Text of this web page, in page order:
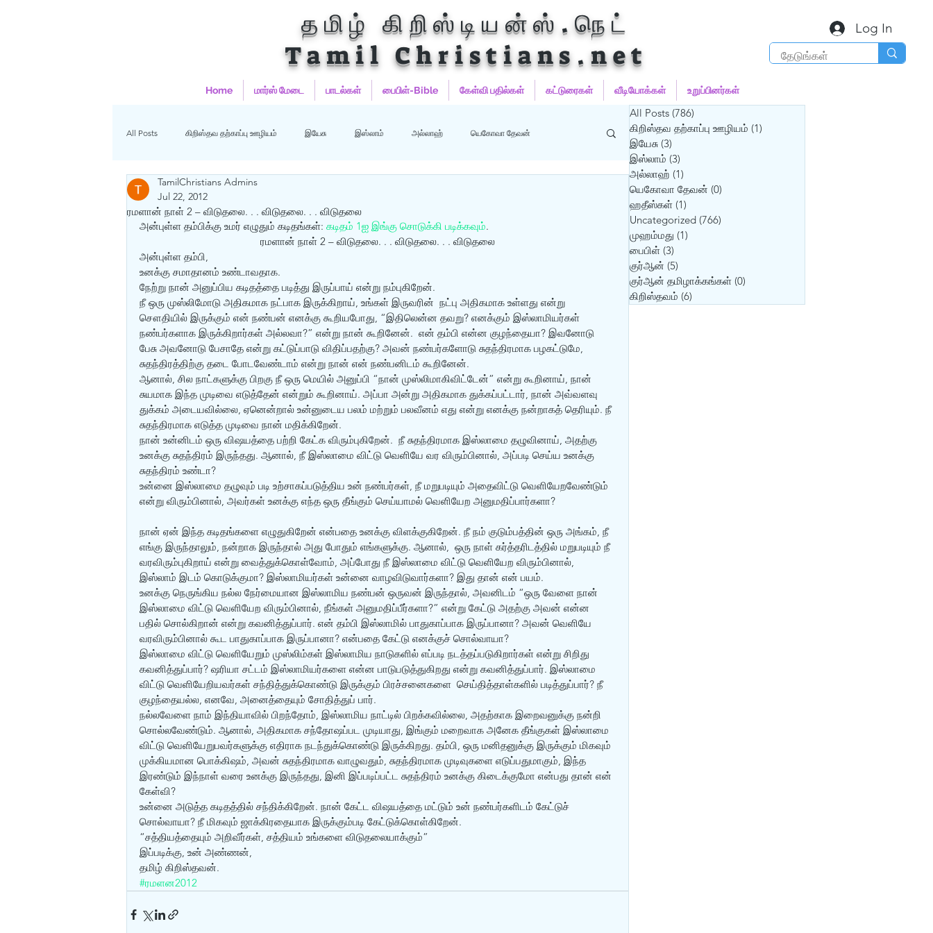
தமிழ் கிறிஸ்டியன்ஸ்.நெட்
Tamil Christians.net
Log In
Home மார்ஸ் மேடை பாடல்கள் பைபிள்-Bible கேள்வி பதில்கள் கட்டுரைகள் வீடியோக்கள் உறுப்பினர்கள்
All Posts கிறிஸ்தவ தற்காப்பு ஊழியம் இயேசு இஸ்லாம் அல்லாஹ் யெகோவா தேவன்
ஹதீஸ்கள் Uncategorized
ரமளான் நாள் 2 – விடுதலை. . . விடுதலை. . . விடுதலை
TamilChristians Admins
Jul 22, 2012
அன்புள்ள தம்பிக்கு உமர் எழுதும் கடிதங்கள்: கடிதம் 1ஐ இங்கு சொடுக்கி படிக்கவும்.
ரமளான் நாள் 2 – விடுதலை. . . விடுதலை. . . விடுதலை
அன்புள்ள தம்பி,
உனக்கு சமாதானம் உண்டாவதாக.
நேற்று நான் அனுப்பிய கடிதத்தை படித்து இருப்பாய் என்று நம்புகிறேன்.
நீ ஒரு முஸ்லிமோடு அதிகமாக நட்பாக இருக்கிறாய், உங்கள் இருவரின்  நட்பு அதிகமாக உள்ளது என்று
சௌதியில் இருக்கும் என் நண்பன் எனக்கு கூறியபோது, “இதிலென்ன தவறு? எனக்கும் இஸ்லாமியர்கள்
நண்பர்களாக இருக்கிறார்கள் அல்லவா?” என்று நான் கூறினேன்.  என் தம்பி என்ன குழந்தையா? இவனோடு
பேசு அவனோடு பேசாதே என்று கட்டுப்பாடு விதிப்பதற்கு? அவன் நண்பர்களோடு சுதந்திரமாக பழகட்டுமே,
சுதந்திரத்திற்கு தடை போடவேண்டாம் என்று நான் என் நண்பனிடம் கூறினேன்.
ஆனால், சில நாட்களுக்கு பிறகு நீ ஒரு மெயில் அனுப்பி “நான் முஸ்லிமாகிவிட்டேன்” என்று கூறினாய், நான்
சுயமாக இந்த முடிவை எடுத்தேன் என்றும் கூறினாய். அப்பா அன்று அதிகமாக துக்கப்பட்டார், நான் அவ்வளவு
துக்கம் அடையவில்லை, ஏனென்றால் உன்னுடைய பலம் மற்றும் பலவீனம் எது என்று எனக்கு நன்றாகத் தெரியும். நீ
சுதந்திரமாக எடுத்த முடிவை நான் மதிக்கிறேன்.
நான் உன்னிடம் ஒரு விஷயத்தை பற்றி கேட்க விரும்புகிறேன்.  நீ சுதந்திரமாக இஸ்லாமை தழுவினாய், அதற்கு
உனக்கு சுதந்திரம் இருந்தது. ஆனால், நீ இஸ்லாமை விட்டு வெளியே வர விரும்பினால், அப்படி செய்ய உனக்கு
சுதந்திரம் உண்டா?
உன்னை இஸ்லாமை தழுவும் படி உற்சாகப்படுத்திய உன் நண்பர்கள், நீ மறுபடியும் அதைவிட்டு வெளியேறவேண்டும்
என்று விரும்பினால், அவர்கள் உனக்கு எந்த ஒரு தீங்கும் செய்யாமல் வெளியேற அனுமதிப்பார்களா?
நான் ஏன் இந்த கடிதங்களை எழுதுகிறேன் என்பதை உனக்கு விளக்குகிறேன். நீ நம் குடும்பத்தின் ஒரு அங்கம், நீ
எங்கு இருந்தாலும், நன்றாக இருந்தால் அது போதும் எங்களுக்கு. ஆனால்,  ஒரு நாள் கர்த்தரிடத்தில் மறுபடியும் நீ
வரவிரும்புகிறாய் என்று வைத்துக்கொள்வோம், அப்போது நீ இஸ்லாமை விட்டு வெளியேற விரும்பினால்,
இஸ்லாம் இடம் கொடுக்குமா? இஸ்லாமியர்கள் உன்னை வாழவிடுவார்களா? இது தான் என் பயம்.
உனக்கு நெருங்கிய நல்ல நேர்மையான இஸ்லாமிய நண்பன் ஒருவன் இருந்தால், அவனிடம் “ஒரு வேளை நான்
இஸ்லாமை விட்டு வெளியேற விரும்பினால், நீங்கள் அனுமதிப்பீர்களா?” என்று கேட்டு அதற்கு அவன் என்ன
பதில் சொல்கிறான் என்று கவனித்துப்பார். என் தம்பி இஸ்லாமில் பாதுகாப்பாக இருப்பானா? அவன் வெளியே
வரவிரும்பினால் கூட பாதுகாப்பாக இருப்பானா? என்பதை கேட்டு எனக்குச் சொல்வாயா?
இஸ்லாமை விட்டு வெளியேறும் முஸ்லிம்கள் இஸ்லாமிய நாடுகளில் எப்படி நடத்தப்படுகிறார்கள் என்று சிறிது
கவனித்துப்பார்? ஷரியா சட்டம் இஸ்லாமியர்களை என்ன பாடுபடுத்துகிறது என்று கவனித்துப்பார். இஸ்லாமை
விட்டு வெளியேறியவர்கள் சந்தித்துக்கொண்டு இருக்கும் பிரச்சனைகளை  செய்தித்தாள்களில் படித்துப்பார்? நீ
குழந்தையல்ல, எனவே, அனைத்தையும் சோதித்துப் பார்.
நல்லவேளை நாம் இந்தியாவில் பிறந்தோம், இஸ்லாமிய நாட்டில் பிறக்கவில்லை, அதற்காக இறைவனுக்கு நன்றி
சொல்லவேண்டும். ஆனால், அதிகமாக சந்தோஷப்பட முடியாது, இங்கும் மறைவாக அனேக தீங்குகள் இஸ்லாமை
விட்டு வெளியேறுபவர்களுக்கு எதிராக நடந்துக்கொண்டு இருக்கிறது. தம்பி, ஒரு மனிதனுக்கு இருக்கும் மிகவும்
முக்கியமான பொக்கிஷம், அவன் சுதந்திரமாக வாழுவதும், சுதந்திரமாக முடிவுகளை எடுப்பதுமாகும், இந்த
இரண்டும் இந்நாள் வரை உனக்கு இருந்தது, இனி இப்படிப்பட்ட சுதந்திரம் உனக்கு கிடைக்குமோ என்பது தான் என்
கேள்வி?
உன்னை அடுத்த கடிதத்தில் சந்திக்கிறேன். நான் கேட்ட விஷயத்தை மட்டும் உன் நண்பர்களிடம் கேட்டுச்
சொல்வாயா? நீ மிகவும் ஜாக்கிரதையாக இருக்கும்படி கேட்டுக்கொள்கிறேன்.
“சத்தியத்தையும் அறிவீர்கள், சத்தியம் உங்களை விடுதலையாக்கும்”
இப்படிக்கு, உன் அண்ணன்,
தமிழ் கிறிஸ்தவன்.
#ரமளன2012
All Posts (786)
கிறிஸ்தவ தற்காப்பு ஊழியம் (1)
இயேசு (3)
இஸ்லாம் (3)
அல்லாஹ் (1)
யெகோவா தேவன் (0)
ஹதீஸ்கள் (1)
Uncategorized (766)
முஹம்மது (1)
பைபிள் (3)
குர்‍ஆன் (5)
குர்‍ஆன் தமிழாக்கங்கள் (0)
கிறிஸ்தவம் (6)